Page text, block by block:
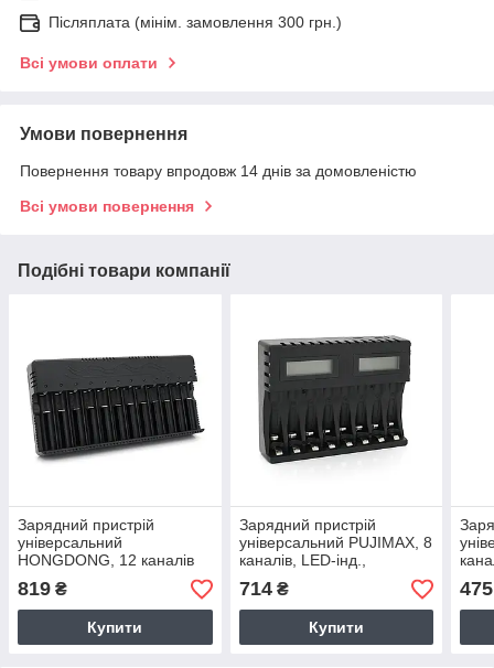
Післяплата (мінім. замовлення 300 грн.)
Всі умови оплати
Умови повернення
Повернення товару впродовж 14 днів за домовленістю
Всі умови повернення
Подібні товари компанії
Зарядний пристрій
універсальний
HONGDONG, 12 каналів
LED-інд., підтримує Li-ion,
Ni-MH і Ni-Cd AA (R6),
819 ₴
Купити
Зарядний пристрій
універсальний PUJIMAX, 8
каналів, LED-інд.,
підтримує Li-ion, Ni-MH і
Ni-Cd AA (R6),
714₴
Купити
Ni-
475